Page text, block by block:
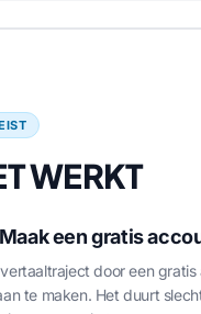
WERKT
een gratis
door een
te maken. Het duurt